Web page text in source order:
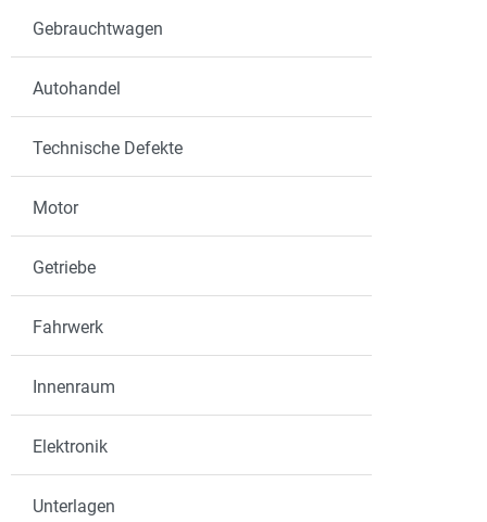
Gebrauchtwagen
Autohandel
Technische Defekte
Motor
Getriebe
Fahrwerk
Innenraum
Elektronik
Unterlagen